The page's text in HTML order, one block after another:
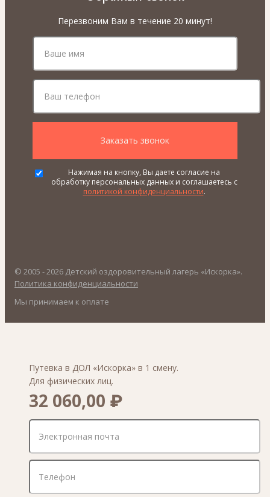
Перезвоним Вам в течение 20 минут!
Нажимая на кнопку, Вы даете согласие на
обработку персональных данных и соглашаетесь с
политикой конфиденциальности.
© 2005 - 2026 Детский оздоровительный лагерь «Искорка».
Политика конфиденциальности
Мы принимаем к оплате
Путевка в ДОЛ «Искорка» в 1 смену.
Для физических лиц.
32 060,00 ₽